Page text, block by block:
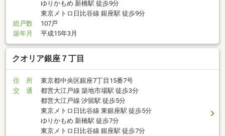
ゆりかもめ 新橋駅 徒歩9分
東京メトロ日比谷線 銀座駅 徒歩9分
総戸数
107戸
築年月
平成15年3月
クオリア銀座７丁目
住 所
東京都中央区銀座7丁目15番7号
交 通
都営大江戸線 築地市場駅 徒歩3分
都営大江戸線 汐留駅 徒歩5分
東京メトロ日比谷線 東銀座駅 徒歩5分
ゆりかもめ 新橋駅 徒歩7分
東京メトロ日比谷線 銀座駅 徒歩7分